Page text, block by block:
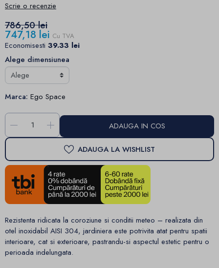
Scrie o recenzie
786,50 lei
747,18 lei Cu TVA
Economisesti 39.33 lei
Alege dimensiunea
Marca: Ego Space
- + ADAUGA IN COS
ADAUGA LA WISHLIST
Rezistenta ridicata la coroziune si conditii meteo – realizata din
otel inoxidabil AISI 304, jardiniera este potrivita atat pentru spatii
interioare, cat si exterioare, pastrandu-si aspectul estetic pentru o
perioada indelungata.